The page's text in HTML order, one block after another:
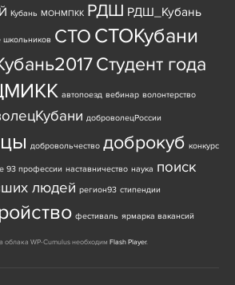
Кубань МОНМПКК РДШ РДШ_Кубань
школьников СТО СТОКубани
Студент года
автопоезд вебинар волонтерство
доброволецРоссии
добровольчество доброкуб конкурс
93 профессии наставничество наука поиск
людей регион93 стипендии
фестиваль ярмарка вакансий
облака WP-Cumulus необходим Flash Player.